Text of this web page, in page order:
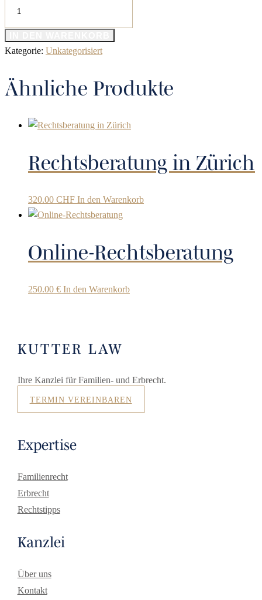
Kategorie: Unkategorisiert
Ähnliche Produkte
Rechtsberatung in Zürich
320.00 CHF In den Warenkorb
Online-Rechtsberatung
250.00 € In den Warenkorb
KUTTER LAW
Ihre Kanzlei für Familien- und Erbrecht.
TERMIN VEREINBAREN
Expertise
Familienrecht
Erbrecht
Rechtstipps
Kanzlei
Über uns
Kontakt